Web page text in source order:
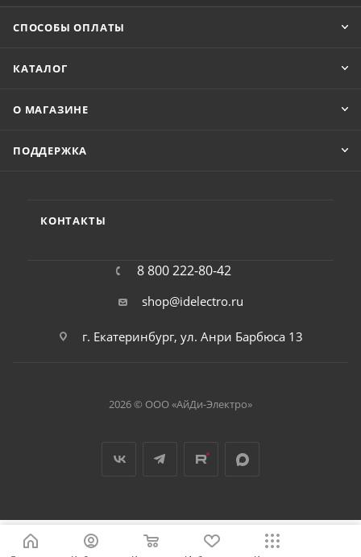
СПОСОБЫ ОПЛАТЫ
КАТАЛОГ
О МАГАЗИНЕ
ПОДДЕРЖКА
КОНТАКТЫ
8 800 222-80-42
shop@idelectro.ru
г. Екатеринбург, ул. Анри Барбюса 13
2026 © ООО «АйДи-Электро»